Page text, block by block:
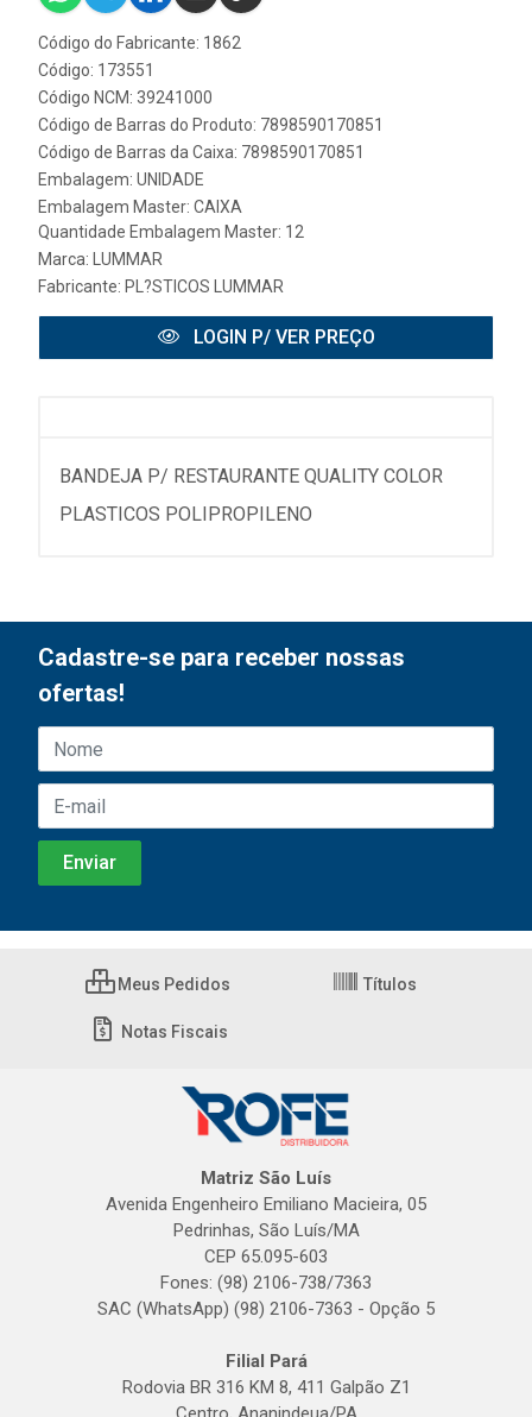
Código do Fabricante: 1862
Código: 173551
Código NCM: 39241000
Código de Barras do Produto: 7898590170851
Código de Barras da Caixa: 7898590170851
Embalagem: UNIDADE
Embalagem Master: CAIXA
Quantidade Embalagem Master: 12
Marca: LUMMAR
Fabricante: PL?STICOS LUMMAR
LOGIN P/ VER PREÇO
BANDEJA P/ RESTAURANTE QUALITY COLOR
PLASTICOS POLIPROPILENO
Cadastre-se para receber nossas
ofertas!
Meus Pedidos Títulos
Notas Fiscais
Matriz São Luís
Avenida Engenheiro Emiliano Macieira, 05
Pedrinhas, São Luís/MA
CEP 65.095-603
Fones: (98) 2106-738/7363
SAC (WhatsApp) (98) 2106-7363 - Opção 5
Filial Pará
Rodovia BR 316 KM 8, 411 Galpão Z1